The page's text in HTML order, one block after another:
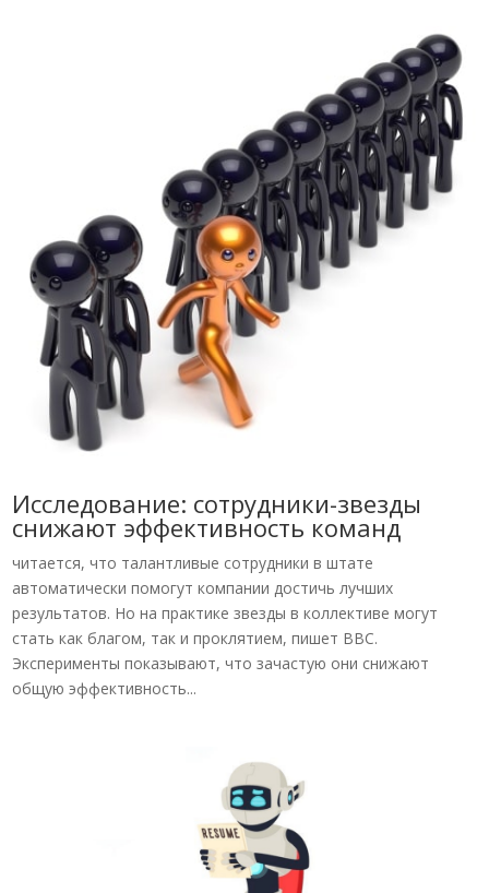
Исследование: сотрудники-звезды
снижают эффективность команд
читается, что талантливые сотрудники в штате
автоматически помогут компании достичь лучших
результатов. Но на практике звезды в коллективе могут
стать как благом, так и проклятием, пишет BBC.
Эксперименты показывают, что зачастую они снижают
общую эффективность...